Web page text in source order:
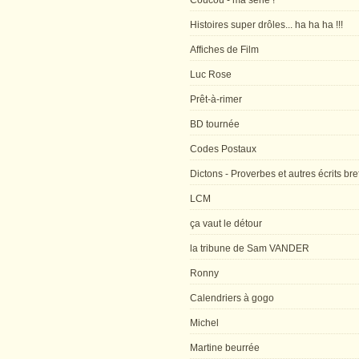
Histoires super drôles... ha ha ha !!!
Affiches de Film
Luc Rose
Prêt-à-rimer
BD tournée
Codes Postaux
Dictons - Proverbes et autres écrits
LCM
ça vaut le détour
la tribune de Sam VANDER
Ronny
Calendriers à gogo
Michel
Martine beurrée